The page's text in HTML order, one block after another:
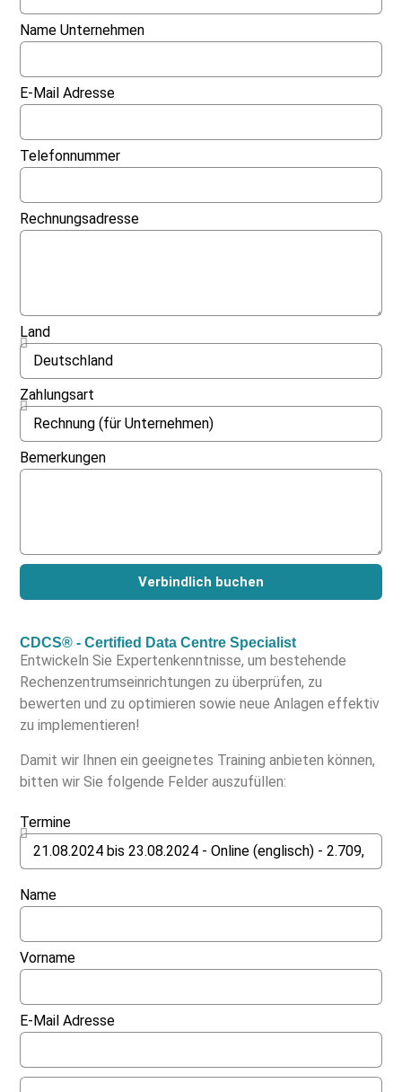
Name Unternehmen
E-Mail Adresse
Telefonnummer
Rechnungsadresse
Land
Zahlungsart
Bemerkungen
Verbindlich buchen
CDCS® - Certified Data Centre Specialist
Entwickeln Sie Expertenkenntnisse, um bestehende
Rechenzentrumseinrichtungen zu überprüfen, zu
bewerten und zu optimieren sowie neue Anlagen effektiv
zu implementieren!
Damit wir Ihnen ein geeignetes Training anbieten können,
bitten wir Sie folgende Felder auszufüllen:
Termine
Name
Vorname
E-Mail Adresse